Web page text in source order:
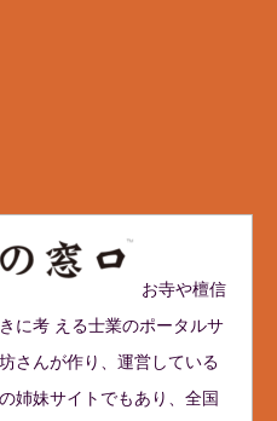
お寺や檀信
に考 える士業のポータルサ
さんが作り、運営している
姉妹サイトでもあり、全国